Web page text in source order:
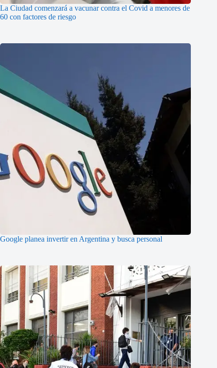
La Ciudad comenzará a vacunar contra el Covid a menores de
60 con factores de riesgo
Google planea invertir en Argentina y busca personal